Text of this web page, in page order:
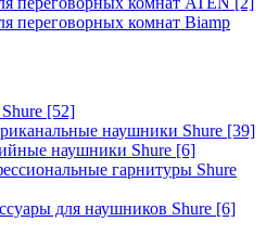
переговорных комнат Biamp
[52]
наушники Shure [39]
наушники Shure [6]
гарнитуры Shure
для наушников Shure [6]